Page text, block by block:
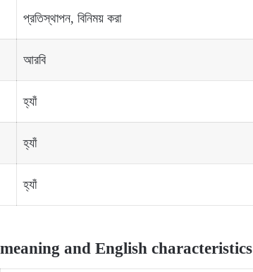
প্রতিস্থাপন, বিনিময় করা
আরবি
হ্যাঁ
হ্যাঁ
হ্যাঁ
and English characteristics